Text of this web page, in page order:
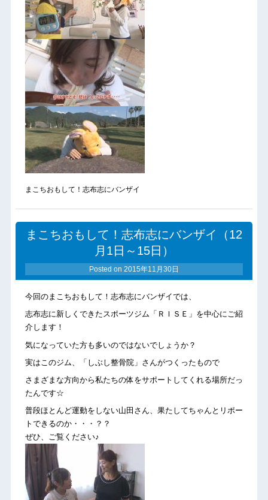
まこちおもして！志布志にバンザイ
まこちおもして！志布志にバンザイ（12
月1日～15日）
Posted on 2015年11月30日
今回のまこちおもして！志布志にバンザイでは、
志布志に新しくできたスポーツジム「ＲＩＳＥ」を中心にご紹
介します！
気になっていた方も多いのではないでしょうか？
実はこのジム、「しぶし整骨院」さんがつくったもので
さまざまな方向から私たちの体をサポートしてくれる場所だっ
たんです☆
普段ほとんど運動をしない山田さん、果たしてちゃんとリポー
トできるのか・・・？？
ぜひ、ご覧ください♪